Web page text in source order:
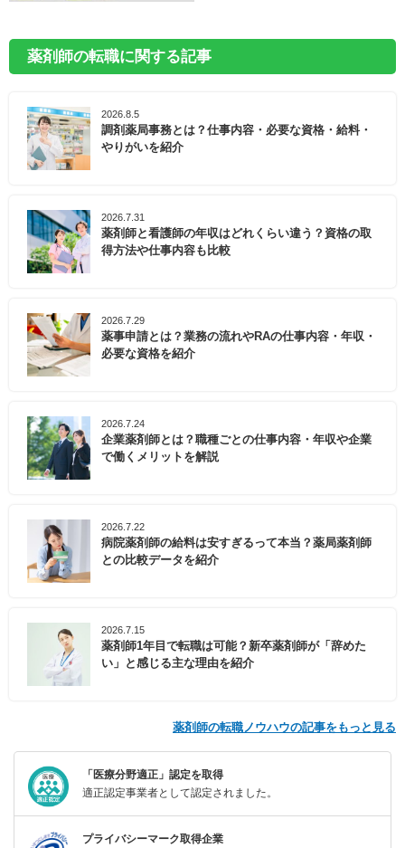
薬剤師の転職に関する記事
2026.8.5
調剤薬局事務とは？仕事内容・必要な資格・給料・
やりがいを紹介
2026.7.31
薬剤師と看護師の年収はどれくらい違う？資格の取
得方法や仕事内容も比較
2026.7.29
薬事申請とは？業務の流れやRAの仕事内容・年収・
必要な資格を紹介
2026.7.24
企業薬剤師とは？職種ごとの仕事内容・年収や企業
で働くメリットを解説
2026.7.22
病院薬剤師の給料は安すぎるって本当？薬局薬剤師
との比較データを紹介
2026.7.15
薬剤師1年目で転職は可能？新卒薬剤師が「辞めた
い」と感じる主な理由を紹介
薬剤師の転職ノウハウの記事をもっと見る
「医療分野適正」認定を取得
適正認定事業者として認定されました。
プライバシーマーク取得企業